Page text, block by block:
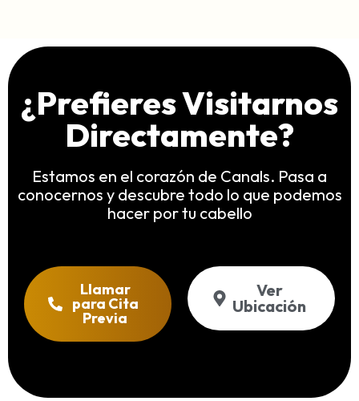
¿Prefieres Visitarnos
Directamente?
Estamos en el corazón de Canals. Pasa a
conocernos y descubre todo lo que podemos
hacer por tu cabello
Llamar
para Cita
Previa
Ver
Ubicación